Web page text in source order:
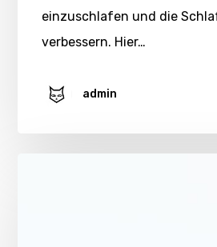
einzuschlafen und die
verbessern. Hier…
admin